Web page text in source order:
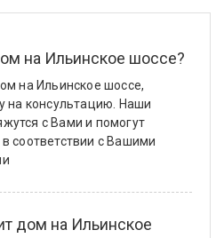
на Ильинское шоссе?
на Ильинское шоссе,
на консультацию. Наши
с Вами и помогут
соответствии с Вашими
дом на Ильинское